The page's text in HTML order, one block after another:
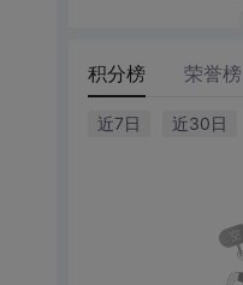
积分榜 荣誉榜
近7日 近30日